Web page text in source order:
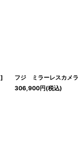
]
フジ ミラーレスカメラ
306,900円(税込)